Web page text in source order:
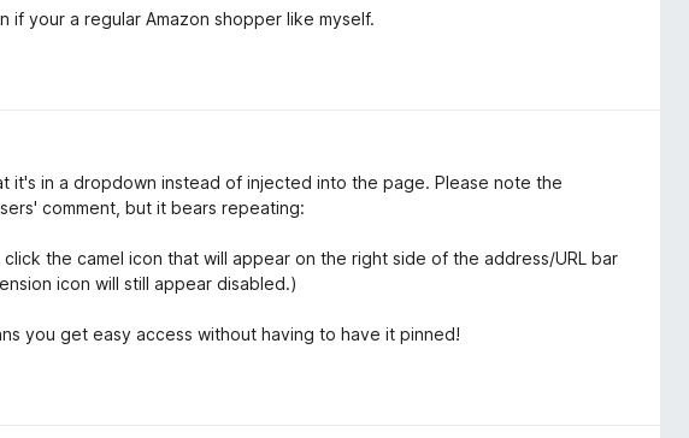
if your a regular Amazon shopper like myself.
it's in a dropdown instead of injected into the page. Please note the
comment, but it bears repeating:
click the camel icon that will appear on the right side of the address/URL bar
icon will still appear disabled.)
you get easy access without having to have it pinned!